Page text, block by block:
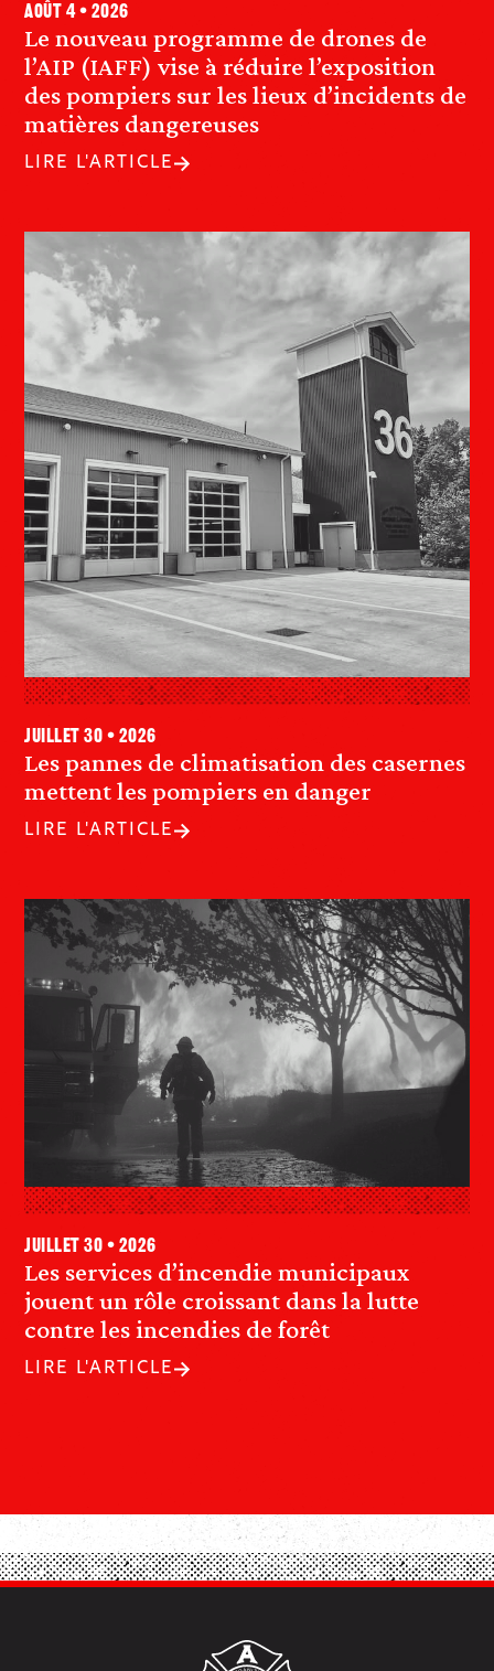
Le nouveau programme de drones de
l’AIP (IAFF) vise à réduire l’exposition
des pompiers sur les lieux d’incidents de
matières dangereuses
août 4 • 2026
LIRE L'ARTICLE
Les pannes de climatisation des casernes
mettent les pompiers en danger
juillet 30 • 2026
LIRE L'ARTICLE
Les services d’incendie municipaux
jouent un rôle croissant dans la lutte
contre les incendies de forêt
juillet 30 • 2026
LIRE L'ARTICLE